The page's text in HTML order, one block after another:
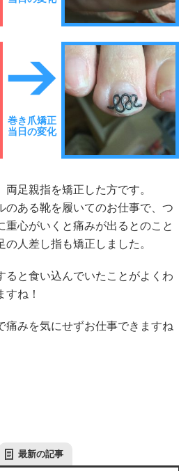
巻き爪矯正
当日の変化
両足親指を矯正した方です。
のある靴を履いてのお仕事で、つ
重心がいくと痛みが出るとのこと
の人差し指も矯正しました。
ると食い込んでいたことがよくわ
すね！
痛みを気にせずお仕事できますね
最新の記事